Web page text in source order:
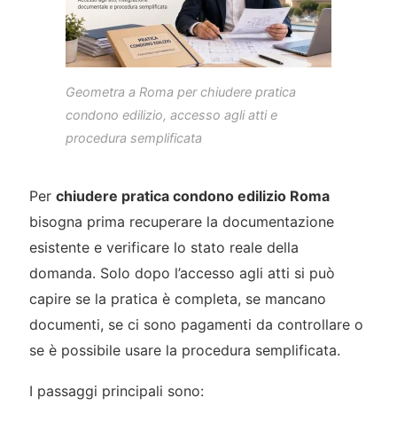
Geometra a Roma per chiudere pratica
condono edilizio, accesso agli atti e
procedura semplificata
Per chiudere pratica condono edilizio Roma
bisogna prima recuperare la documentazione
esistente e verificare lo stato reale della
domanda. Solo dopo l’accesso agli atti si può
capire se la pratica è completa, se mancano
documenti, se ci sono pagamenti da controllare o
se è possibile usare la procedura semplificata.
I passaggi principali sono: